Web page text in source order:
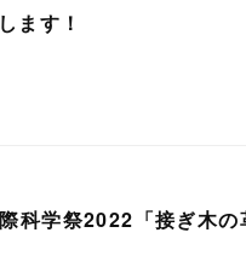
ます！
科学祭2022「接ぎ木